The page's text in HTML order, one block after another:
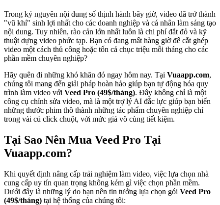
Trong kỷ nguyên nội dung số thịnh hành bây giờ, video đã trở thành
"vũ khí" sinh lợi nhất cho các doanh nghiệp và cá nhân làm sáng tạo
nội dung. Tuy nhiên, rào cản lớn nhất luôn là chi phí đắt đỏ và kỹ
thuật dựng video phức tạp. Bạn có đang mất hàng giờ để cắt ghép
video một cách thủ công hoặc tốn cả chục triệu mỗi tháng cho các
phần mềm chuyên nghiệp?
Hãy quên đi những khó khăn đó ngay hôm nay. Tại Vuaapp.com,
chúng tôi mang đến giải pháp hoàn hảo giúp bạn tự động hóa quy
trình làm video với Veed Pro (49$/tháng). Đây không chỉ là một
công cụ chỉnh sửa video, mà là một trợ lý AI đắc lực giúp bạn biến
những thước phim thô thành những tác phẩm chuyên nghiệp chỉ
trong vài cú click chuột, với mức giá vô cùng tiết kiệm.
Tại Sao Nên Mua Veed Pro Tại
Vuaapp.com?
Khi quyết định nâng cấp trải nghiệm làm video, việc lựa chọn nhà
cung cấp uy tín quan trọng không kém gì việc chọn phần mềm.
Dưới đây là những lý do bạn nên tin tưởng lựa chọn gói Veed Pro
(49$/tháng) tại hệ thống của chúng tôi: